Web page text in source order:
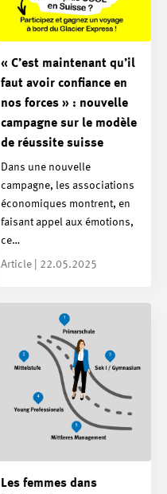
« C’est maintenant qu’il
faut avoir confiance en
nos forces » : nouvelle
campagne sur le modèle
de réussite suisse
Dans une nouvelle
campagne, les associations
économiques montrent, en
faisant appel aux émotions,
ce…
Article | 22.05.2025
Les femmes dans